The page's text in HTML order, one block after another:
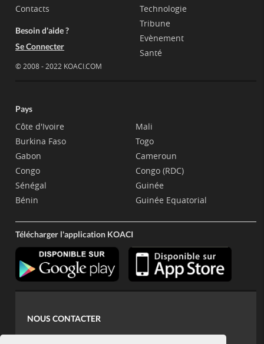
Contacts
Besoin d'aide ?
Se Connecter
© 2008 - 2022 KOACI.COM
Technologie
Tribune
Evènement
Santé
Pays
Côte d'Ivoire
Burkina Faso
Gabon
Congo
Sénégal
Bénin
Mali
Togo
Cameroun
Congo (RDC)
Guinée
Guinée Equatorial
Télécharger l'application KOACI
NOUS CONTACTER